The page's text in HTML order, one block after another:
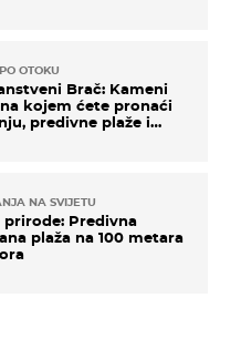
OTOKU
Brač: Kameni
kojem ćete pronaći
predivne plaže i
NA SVIJETU
prirode: Predivna
plaža na 100 metara